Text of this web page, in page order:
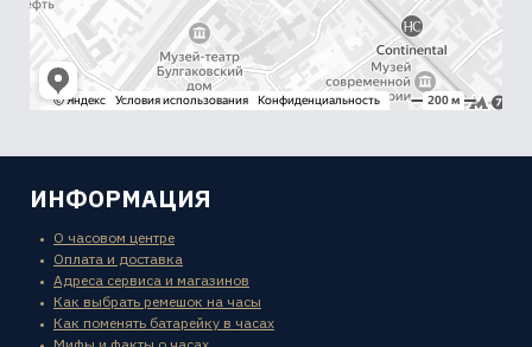
ИНФОРМАЦИЯ
О часовом центре
Оплата и доставка
Адреса сервиса и магазинов
Как выбрать ремешок на часы
Как поменять батарейку в часах